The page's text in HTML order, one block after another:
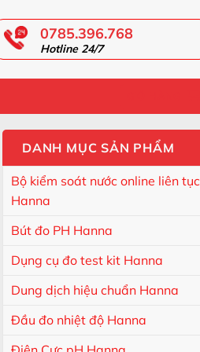
0785.396.768
Hotline 24/7
DANH MỤC SẢN PHẨM
Bộ kiểm soát nước online liên tục
Hanna
Bút đo PH Hanna
Dụng cụ đo test kit Hanna
Dung dịch hiệu chuẩn Hanna
Đầu đo nhiệt độ Hanna